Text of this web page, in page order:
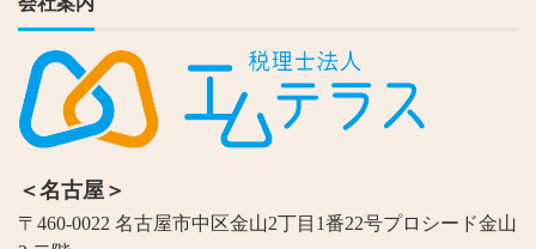
＜名古屋＞
〒460-0022 名古屋市中区金山2丁目1番22号プロシード金山